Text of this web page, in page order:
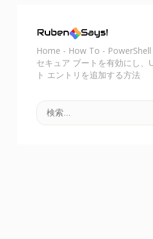
Home - How To -
セキュア ブートを有効にし、
ト エントリを追加する方法